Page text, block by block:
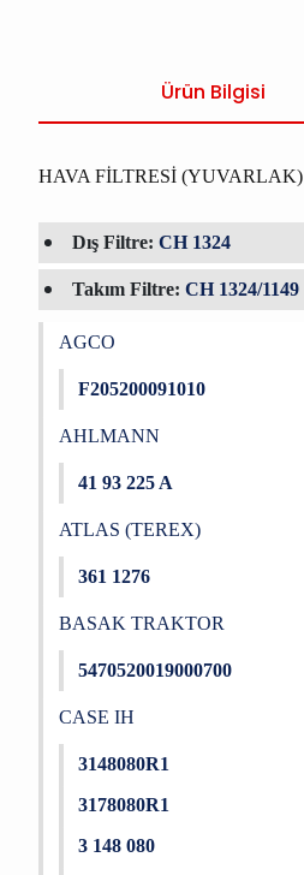
Ürün Bilgisi
HAVA FİLTRESİ (YUVARLAK)
Dış Filtre: CH 1324
Takım Filtre: CH 1324/1149
AGCO
F205200091010
AHLMANN
41 93 225 A
ATLAS (TEREX)
361 1276
BASAK TRAKTOR
5470520019000700
CASE IH
3148080R1
3178080R1
3 148 080